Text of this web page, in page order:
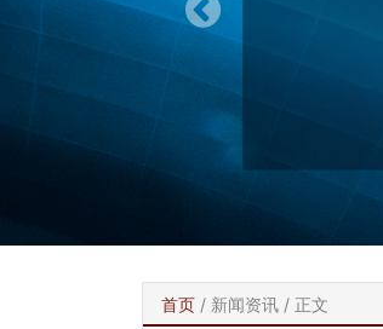
首页 / 新闻资讯 / 正文